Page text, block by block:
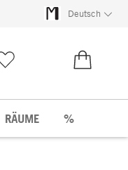
Deutsch
RÄUME %